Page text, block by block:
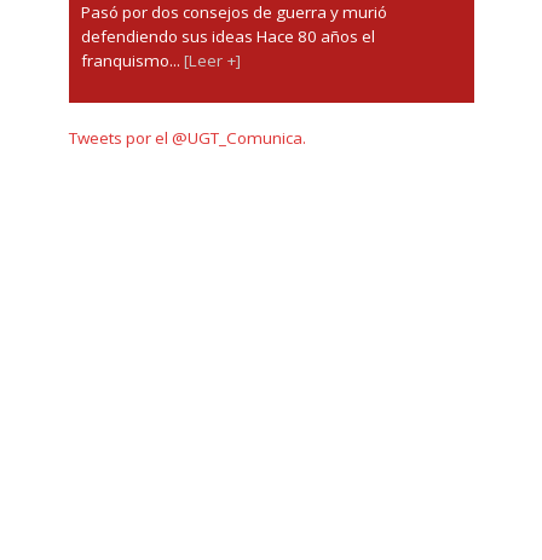
Pasó por dos consejos de guerra y murió
defendiendo sus ideas Hace 80 años el
franquismo... [Leer +]
Tweets por el @UGT_Comunica.